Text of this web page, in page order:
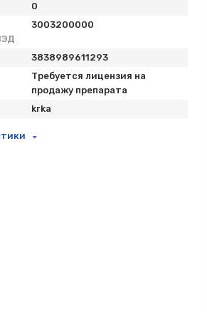
0
3003200000
3838989611293
Требуется лицензия на
продажу препарата
krka